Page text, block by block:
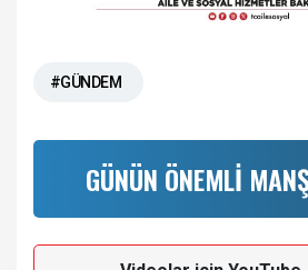
#GÜNDEM
GÜNÜN ÖNEMLİ